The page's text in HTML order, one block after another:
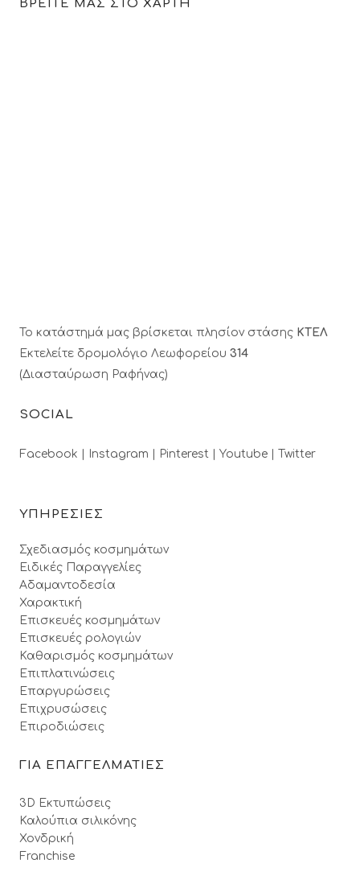
ΒΡΕΙΤΕ ΜΑΣ ΣΤΟ ΧΑΡΤΗ
Το κατάστημά μας βρίσκεται πλησίον στάσης ΚΤΕΛ
Εκτελείτε δρομολόγιο Λεωφορείου 314
(Διασταύρωση Ραφήνας)
SOCIAL
Facebook | Instagram | Pinterest | Youtube | Twitter
ΥΠΗΡΕΣΙΕΣ
Σχεδιασμός κοσμημάτων
Ειδικές Παραγγελίες
Αδαμαντοδεσία
Χαρακτική
Επισκευές κοσμημάτων
Επισκευές ρολογιών
Καθαρισμός κοσμημάτων
Επιπλατινώσεις
Επαργυρώσεις
Επιχρυσώσεις
Επιροδιώσεις
ΓΙΑ ΕΠΑΓΓΕΛΜΑΤΙΕΣ
3D Εκτυπώσεις
Καλούπια σιλικόνης
Χονδρική
Franchise